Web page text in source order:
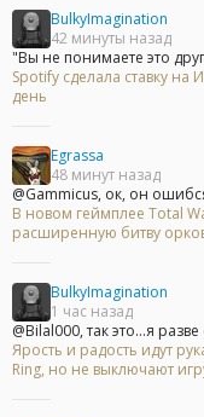
BulkyImagination
42 минуты назад
"Вы не понимаете это
Spotify сделала ставку на
день
Egrassa
48 минут назад
@Gammicus, ок, он
В новом геймплее Total
расширенную битву
BulkyImagination
1 час назад
@Bilal000, так это...я
Ярость и радость идут
Ring, но не выключают